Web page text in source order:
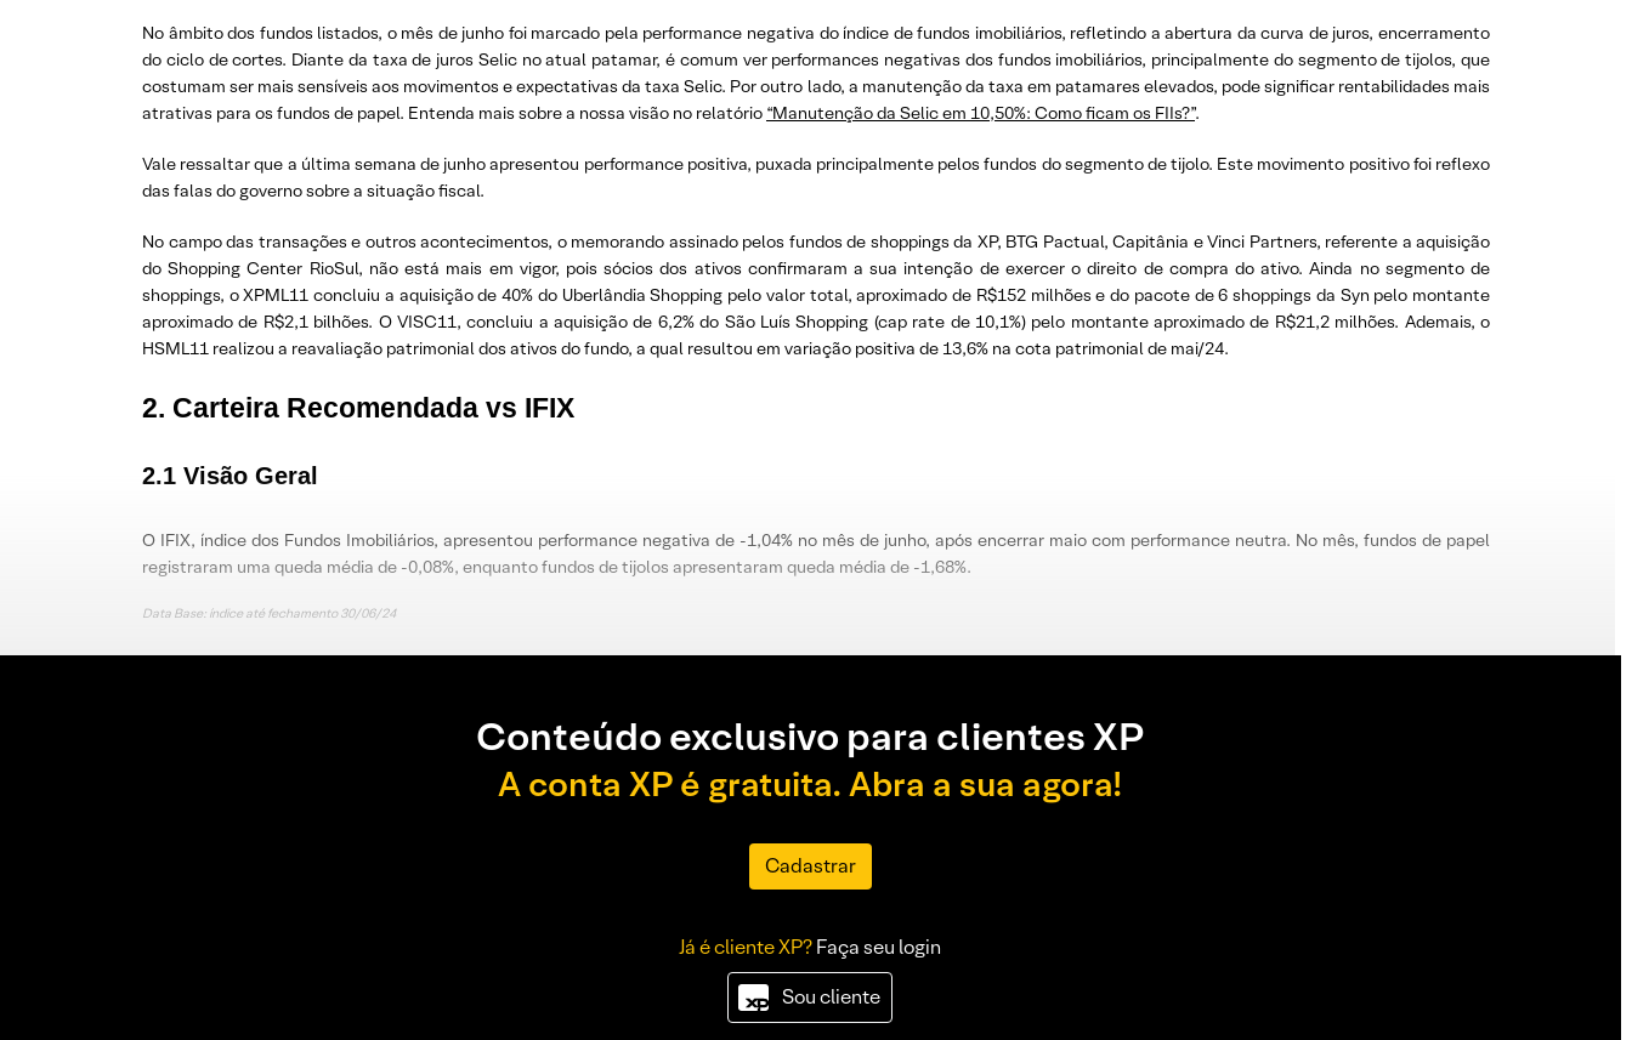
No âmbito dos fundos listados, o mês de junho foi marcado pela performance negativa do índice de fundos imobiliários, refletindo a abertura da curva de juros, encerramento
do ciclo de cortes. Diante da taxa de juros Selic no atual patamar, é comum ver performances negativas dos fundos imobiliários, principalmente do segmento de tijolos, que
costumam ser mais sensíveis aos movimentos e expectativas da taxa Selic. Por outro lado, a manutenção da taxa em patamares elevados, pode significar rentabilidades mais
atrativas para os fundos de papel. Entenda mais sobre a nossa visão no relatório “Manutenção da Selic em 10,50%: Como ficam os FIIs?”.
Vale ressaltar que a última semana de junho apresentou performance positiva, puxada principalmente pelos fundos do segmento de tijolo. Este movimento positivo foi reflexo
das falas do governo sobre a situação fiscal.
No campo das transações e outros acontecimentos, o memorando assinado pelos fundos de shoppings da XP, BTG Pactual, Capitânia e Vinci Partners, referente a aquisição
do Shopping Center RioSul, não está mais em vigor, pois sócios dos ativos confirmaram a sua intenção de exercer o direito de compra do ativo. Ainda no segmento de
shoppings, o XPML11 concluiu a aquisição de 40% do Uberlândia Shopping pelo valor total, aproximado de R$152 milhões e do pacote de 6 shoppings da Syn pelo montante
aproximado de R$2,1 bilhões. O VISC11, concluiu a aquisição de 6,2% do São Luís Shopping (cap rate de 10,1%) pelo montante aproximado de R$21,2 milhões. Ademais, o
HSML11 realizou a reavaliação patrimonial dos ativos do fundo, a qual resultou em variação positiva de 13,6% na cota patrimonial de mai/24.
2. Carteira Recomendada vs IFIX
2.1 Visão Geral
O IFIX, índice dos Fundos Imobiliários, apresentou performance negativa de -1,04% no mês de junho, após encerrar maio com performance neutra. No mês, fundos de papel
registraram uma queda média de -0,08%, enquanto fundos de tijolos apresentaram queda média de -1,68%.
Data Base: índice até fechamento 30/06/24
Conteúdo exclusivo para clientes XP
A conta XP é gratuita. Abra a sua agora!
Cadastrar
Já é cliente XP?Faça seu login
Sou cliente